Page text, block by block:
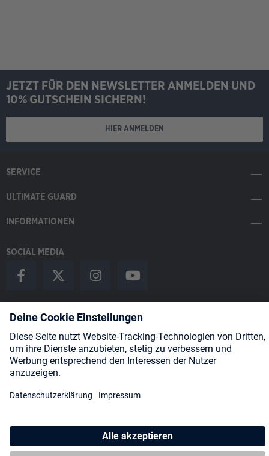
JETZT FÜR DEN NEWSLETTER ANMELDEN UND
10% GUTSCHEIN SICHERN!
HIER ANMELDEN
SERVICE
ULTIMATE GUARD
INFORMATIONEN
SOCIAL MEDIA
Payment Methods
Shipping
* Alle Preise inkl. gesetzl. Mehrwertsteuer zzgl.Versandkostenund